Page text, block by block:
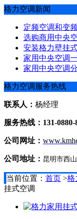
格力空调新闻
定频空调和变
选购商用中央
安装格力壁挂
家用中央空调
家用中央空调
格力空调服务热线
联系人： 杨经理
服务热线：131-0880-
公司网址：
公司地址： 昆明市西
当前位置： 首页 >格
挂式空调